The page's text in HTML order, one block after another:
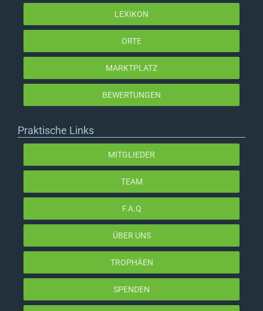
LEXIKON
ORTE
MARKTPLATZ
BEWERTUNGEN
Praktische Links
MITGLIEDER
TEAM
F.A.Q
ÜBER UNS
TROPHÄEN
SPENDEN